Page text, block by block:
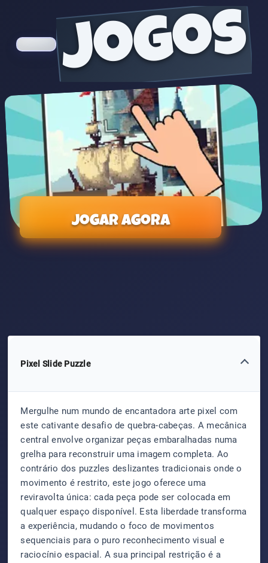
jogos
Jogar agora
Pixel Slide Puzzle
Mergulhe num mundo de encantadora arte pixel com
este cativante desafio de quebra-cabeças. A mecânica
central envolve organizar peças embaralhadas numa
grelha para reconstruir uma imagem completa. Ao
contrário dos puzzles deslizantes tradicionais onde o
movimento é restrito, este jogo oferece uma
reviravolta única: cada peça pode ser colocada em
qualquer espaço disponível. Esta liberdade transforma
a experiência, mudando o foco de movimentos
sequenciais para o puro reconhecimento visual e
raciocínio espacial. A sua principal restrição é a